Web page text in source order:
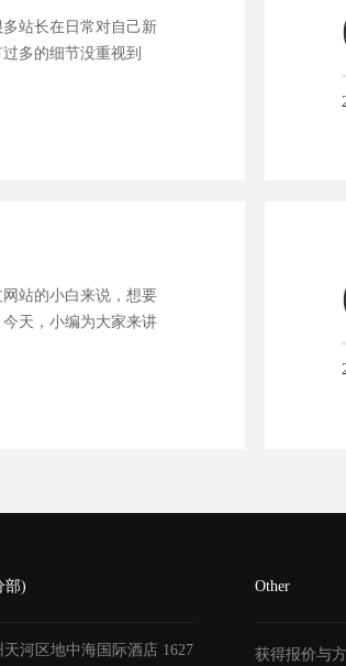
站长在日常对自己新
多的细节没重视到
站的小白来说，想要
天，小编为大家来讲
部)
天河区地中海国际酒店 1627
Other
获得报价与